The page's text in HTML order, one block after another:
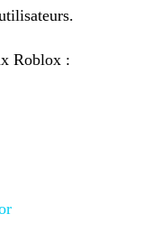
Roblox :